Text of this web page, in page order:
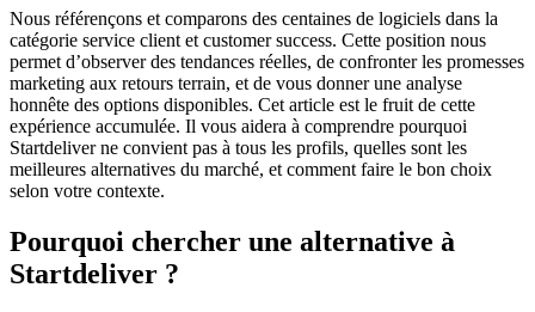
Nous référençons et comparons des centaines de logiciels dans la
catégorie service client et customer success. Cette position nous
permet d’observer des tendances réelles, de confronter les promesses
marketing aux retours terrain, et de vous donner une analyse
honnête des options disponibles. Cet article est le fruit de cette
expérience accumulée. Il vous aidera à comprendre pourquoi
Startdeliver ne convient pas à tous les profils, quelles sont les
meilleures alternatives du marché, et comment faire le bon choix
selon votre contexte.
Pourquoi chercher une alternative à
Startdeliver ?